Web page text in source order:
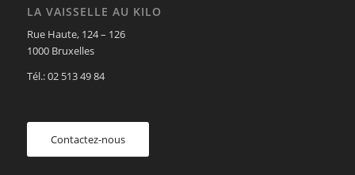
LA VAISSELLE AU KILO
Rue Haute, 124 – 126
1000 Bruxelles
Tél.: 02 513 49 84
Contactez-nous